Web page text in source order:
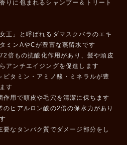
りに包まれるシャンプー＆トリート
王」と呼ばれるダマスクバラのエキ
ミンAやCが豊富な蒸留水です
倍もの抗酸化作用があり、髪や頭皮
アンチエイジングを促進します
タミン・アミノ酸・ミネラルが豊
す
用で頭皮や毛穴を清潔に保ちます
ヒアルロン酸の2倍の保水力があり
なタンパク質でダメージ部分をし